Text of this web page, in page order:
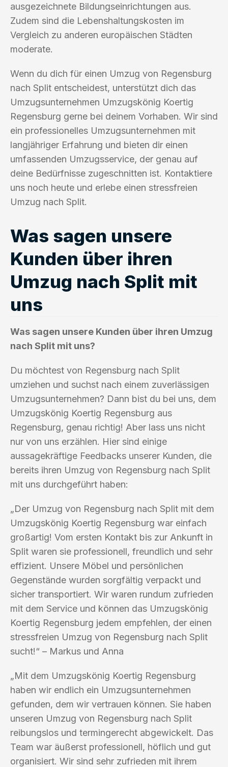
ausgezeichnete Bildungseinrichtungen aus.
Zudem sind die Lebenshaltungskosten im
Vergleich zu anderen europäischen Städten
moderate.
Wenn du dich für einen Umzug von Regensburg
nach Split entscheidest, unterstützt dich das
Umzugsunternehmen Umzugskönig Koertig
Regensburg gerne bei deinem Vorhaben. Wir sind
ein professionelles Umzugsunternehmen mit
langjähriger Erfahrung und bieten dir einen
umfassenden Umzugsservice, der genau auf
deine Bedürfnisse zugeschnitten ist. Kontaktiere
uns noch heute und erlebe einen stressfreien
Umzug nach Split.
Was sagen unsere
Kunden über ihren
Umzug nach Split mit
uns
Was sagen unsere Kunden über ihren Umzug
nach Split mit uns?
Du möchtest von Regensburg nach Split
umziehen und suchst nach einem zuverlässigen
Umzugsunternehmen? Dann bist du bei uns, dem
Umzugskönig Koertig Regensburg aus
Regensburg, genau richtig! Aber lass uns nicht
nur von uns erzählen. Hier sind einige
aussagekräftige Feedbacks unserer Kunden, die
bereits ihren Umzug von Regensburg nach Split
mit uns durchgeführt haben:
„Der Umzug von Regensburg nach Split mit dem
Umzugskönig Koertig Regensburg war einfach
großartig! Vom ersten Kontakt bis zur Ankunft in
Split waren sie professionell, freundlich und sehr
effizient. Unsere Möbel und persönlichen
Gegenstände wurden sorgfältig verpackt und
sicher transportiert. Wir waren rundum zufrieden
mit dem Service und können das Umzugskönig
Koertig Regensburg jedem empfehlen, der einen
stressfreien Umzug von Regensburg nach Split
sucht!“ – Markus und Anna
„Mit dem Umzugskönig Koertig Regensburg
haben wir endlich ein Umzugsunternehmen
gefunden, dem wir vertrauen können. Sie haben
unseren Umzug von Regensburg nach Split
reibungslos und termingerecht abgewickelt. Das
Team war äußerst professionell, höflich und gut
organisiert. Wir sind sehr zufrieden mit ihrem